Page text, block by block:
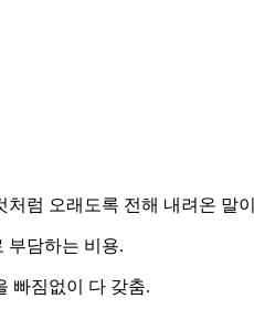
처럼 오래도록 전해 내려온 말
부담하는 비용.
빠짐없이 다 갖춤.